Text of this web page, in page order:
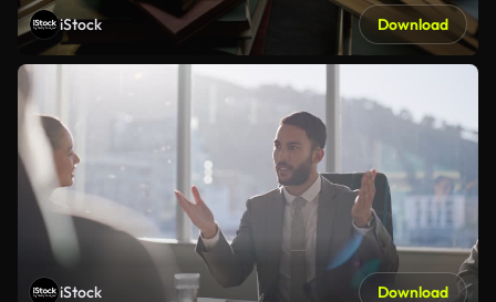
iStock Download
iStock Download